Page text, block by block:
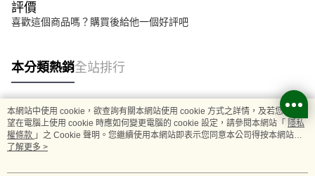
評價
喜歡這個商品嗎？購買後給他一個好評吧
本分類熱銷全站排行
熱門標籤
本網站中使用 cookie，欲查詢有關本網站使用 cookie 方式之詳情，及若您不希
望在電腦上使用 cookie 時應如何變更電腦的 cookie 設定，請參閱本網站「 隱私
權條款 」之 Cookie 聲明。您繼續使用本網站即表示您同意本公司得按本網站使
用條款之 Cookie 聲明使用 cookie。
了解更多 >